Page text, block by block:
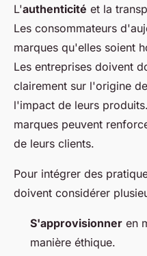
L'authenticité et la
Les consommateurs
marques qu'elles soient
Les entreprises doivent
clairement sur l'origine
l'impact de leurs
marques peuvent
de leurs clients.
Pour intégrer des
doivent considérer
S'approvisionner en
manière éthique.